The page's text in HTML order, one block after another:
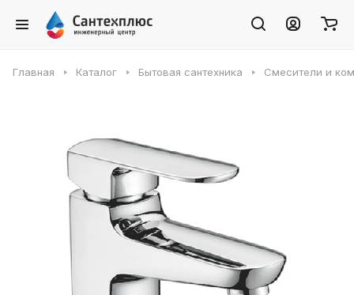
Главная Каталог Бытовая сантехника Смесители и